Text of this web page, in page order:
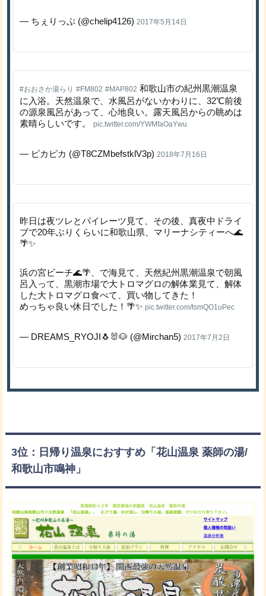
— ちぇりっぷ (@chelip4126) 2017年5月14日
#おおさか湯らり #FM802 #MAP802 和歌山市の紀州黒潮温泉
に入浴。天然温泉で、水風呂がないかわりに、32℃前後
の源泉風呂があって、心地良い。露天風呂からの眺めは
素晴らしいです。pic.twitter.com/YWMfaOaYwu
— ピカピカ (@T8CZMbefstklV3p) 2018年7月16日
昨日は夜ツレとパイレーツ見て、その後、真夜中ドライ
ブで20年ぶりくらいに和歌山県、マリーナシティーへ🌊
🌴✨
浜の宮ビーチ🌊🌴、で海見て、天然紀州黒潮温泉で朝風
呂入って、黒潮市場で大トロマグロの解体業見て、解体
した大トロマグロ食べて、買い物してきた！
めっちゃ良い休日でした！🌴✨pic.twitter.com/tsmQO1uPec
— DREAMS_RYOJI🐧🐰🐶 (@Mirchan5) 2017年7月2日
3位：日帰り温泉におすすめ「花山温泉 薬師の湯/
和歌山市鳴神」